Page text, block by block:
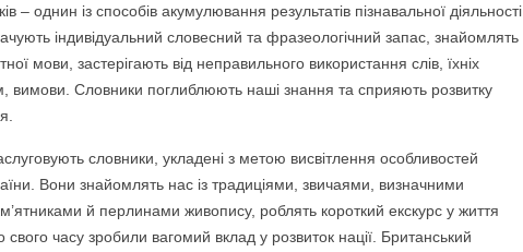
– однин із способів акумулювання результатів пізнавальної діяльності
індивідуальний словесний та фразеологічний запас, знайомлять
мови, застерігають від неправильного використання слів, їхніх
вимови. Словники поглиблюють наші знання та сприяють розвитку
словники, укладені з метою висвітлення особливостей
Вони знайомлять нас із традиціями, звичаями, визначними
й перлинами живопису, роблять короткий екскурс у життя
часу зробили вагомий вклад у розвиток нації. Британський